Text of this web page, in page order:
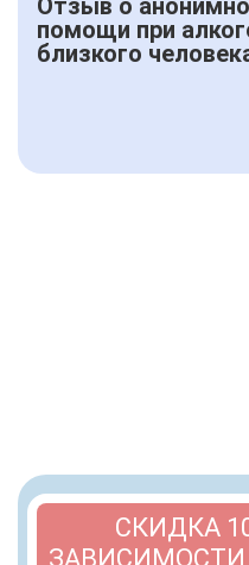
Отзыв о
помощи при
близкого
СКИДКА